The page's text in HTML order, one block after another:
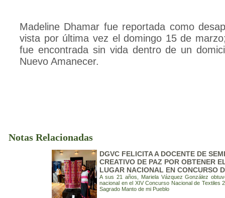
Madeline Dhamar fue reportada como
vista por última vez el domingo 15 de
fue encontrada sin vida dentro de un
Nuevo Amanecer.
Notas Relacionadas
DGVC FELICITA A DOCENTE DE
CREATIVO DE PAZ POR OBTENER
LUGAR NACIONAL EN CONCURSO
A sus 21 años, Mariela Vázquez González
nacional en el XIV Concurso Nacional de Textiles
Sagrado Manto de mi Pueblo